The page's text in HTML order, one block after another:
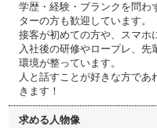
学歴・経験・ブランクを問わ
ターの方も歓迎しています。
接客が初めての方や、スマホ
入社後の研修やロープレ、先
環境が整っています。
人と話すことが好きな方で
きます！
求める人物像